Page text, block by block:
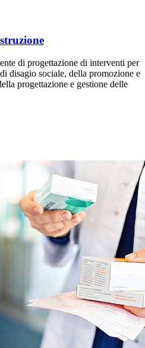
di progettazione di interventi per
disagio sociale, della promozione e
progettazione e gestione delle